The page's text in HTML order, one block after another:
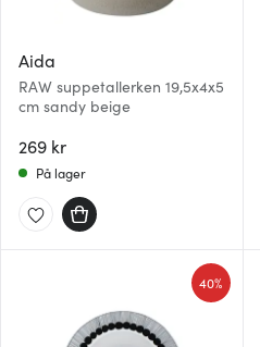
Aida
RAW suppetallerken 19,5x4x5
cm sandy beige
269 kr
På lager
40%